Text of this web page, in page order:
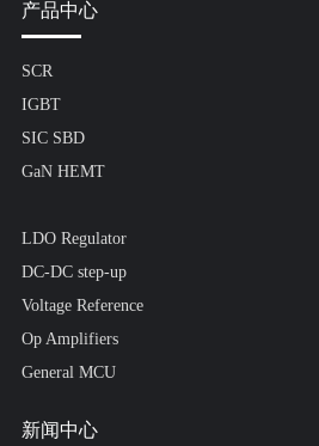
产品中心
SCR
IGBT
SIC SBD
GaN HEMT
LDO Regulator
DC-DC step-up
Voltage Reference
Op Amplifiers
General MCU
新闻中心